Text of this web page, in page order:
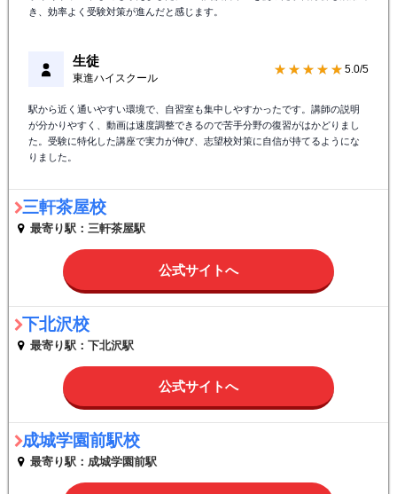
き、効率よく受験対策が進んだと感じます。
生徒
東進ハイスクール
★★★★★ 5.0/5
駅から近く通いやすい環境で、自習室も集中しやすかったです。講師の説明
が分かりやすく、動画は速度調整できるので苦手分野の復習がはかどりまし
た。受験に特化した講座で実力が伸び、志望校対策に自信が持てるようにな
りました。
三軒茶屋校
最寄り駅：三軒茶屋駅
公式サイトへ
下北沢校
最寄り駅：下北沢駅
公式サイトへ
成城学園前駅校
最寄り駅：成城学園前駅